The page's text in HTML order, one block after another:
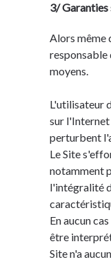
3/
Alors même
responsable
moyens.
L'utilisateur
sur l'Internet
perturbent
Le Site
notamment
l'intégralité
En aucun
être
Site n'a